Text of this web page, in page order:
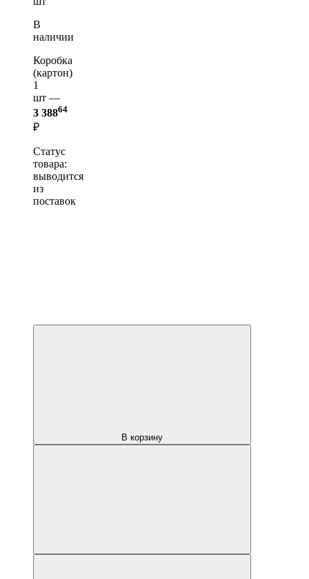
В
наличии
Коробка
(картон)
1
шт —
3 38864
₽
Статус
товара:
выводится
из
поставок
В корзину